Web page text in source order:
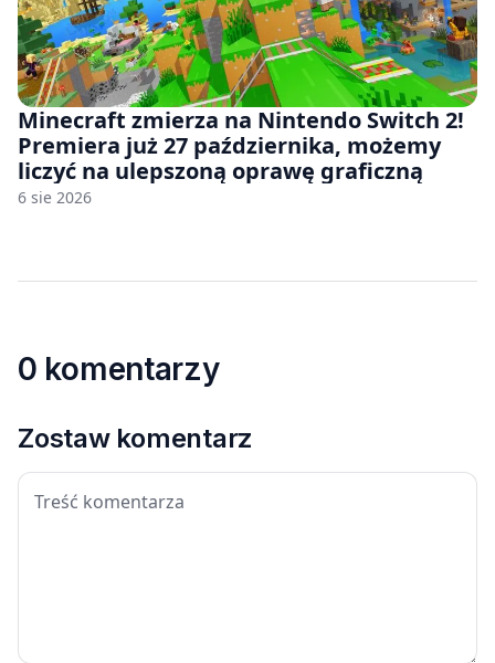
Minecraft zmierza na Nintendo Switch 2!
Premiera już 27 października, możemy
liczyć na ulepszoną oprawę graficzną
6 sie 2026
0 komentarzy
Zostaw komentarz